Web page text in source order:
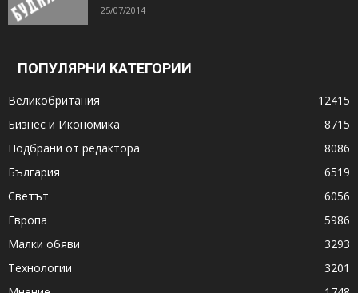
25/07/2014
ПОПУЛЯРНИ КАТЕГОРИИ
Великобритания
12415
Бизнес и Икономика
8715
Подбрани от редактора
8086
България
6519
Светът
6056
Европа
5986
Малки обяви
3293
Технологии
3201